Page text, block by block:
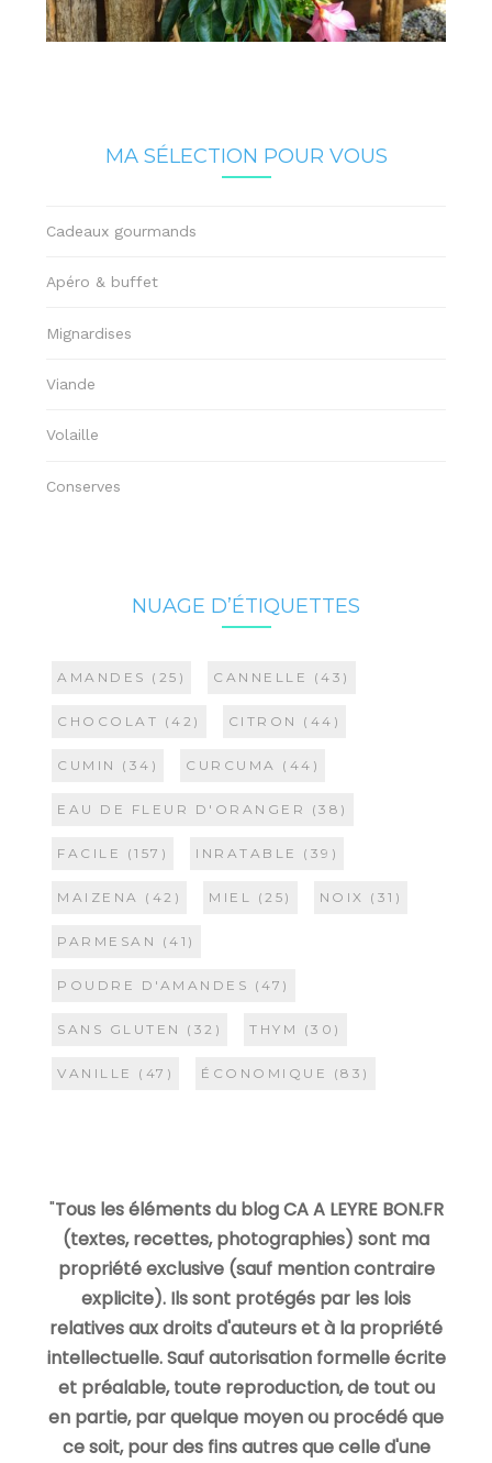
MA SÉLECTION POUR VOUS
Cadeaux gourmands
Apéro & buffet
Mignardises
Viande
Volaille
Conserves
NUAGE D’ÉTIQUETTES
AMANDES (25) CANNELLE (43)
CHOCOLAT (42) CITRON (44)
CUMIN (34) CURCUMA (44)
EAU DE FLEUR D'ORANGER (38)
FACILE (157) INRATABLE (39)
MAIZENA (42) MIEL (25) NOIX (31)
PARMESAN (41)
POUDRE D'AMANDES (47)
SANS GLUTEN (32) THYM (30)
VANILLE (47) ÉCONOMIQUE (83)
"Tous les éléments du blog CA A LEYRE BON.FR
(textes, recettes, photographies) sont ma
propriété exclusive (sauf mention contraire
explicite). Ils sont protégés par les lois
relatives aux droits d'auteurs et à la propriété
intellectuelle. Sauf autorisation formelle écrite
et préalable, toute reproduction, de tout ou
en partie, par quelque moyen ou procédé que
ce soit, pour des fins autres que celle d'une